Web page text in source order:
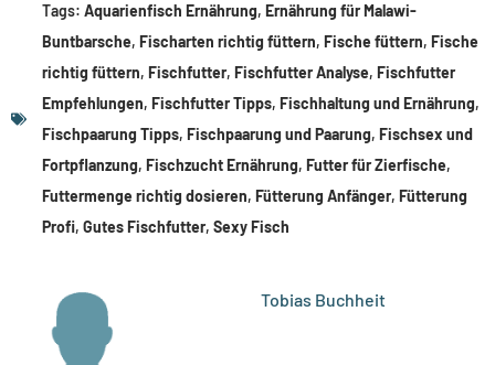
Tags: Aquarienfisch Ernährung, Ernährung für Malawi-
Buntbarsche, Fischarten richtig füttern, Fische füttern, Fische
richtig füttern, Fischfutter, Fischfutter Analyse, Fischfutter
Empfehlungen, Fischfutter Tipps, Fischhaltung und Ernährung,
Fischpaarung Tipps, Fischpaarung und Paarung, Fischsex und
Fortpflanzung, Fischzucht Ernährung, Futter für Zierfische,
Futtermenge richtig dosieren, Fütterung Anfänger, Fütterung
Profi, Gutes Fischfutter, Sexy Fisch
Tobias Buchheit